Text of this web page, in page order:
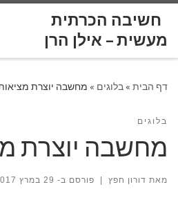
לתוכן
חשיבה הכרתית
דף הבית » בלוגים » מחשבה יוצרת
בלוגים
מחשבה יוצרת
מאת דורון חפץ פורסם ב- 29 במרץ 2017